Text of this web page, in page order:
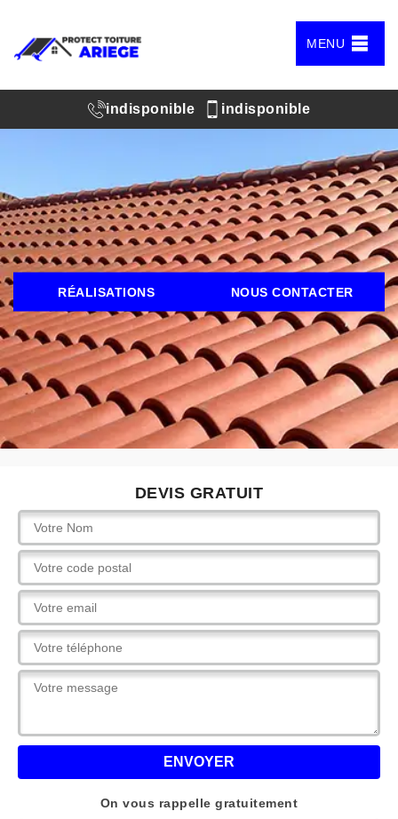
MENU
indisponible indisponible
RÉALISATIONS NOUS CONTACTER
DEVIS GRATUIT
On vous rappelle gratuitement